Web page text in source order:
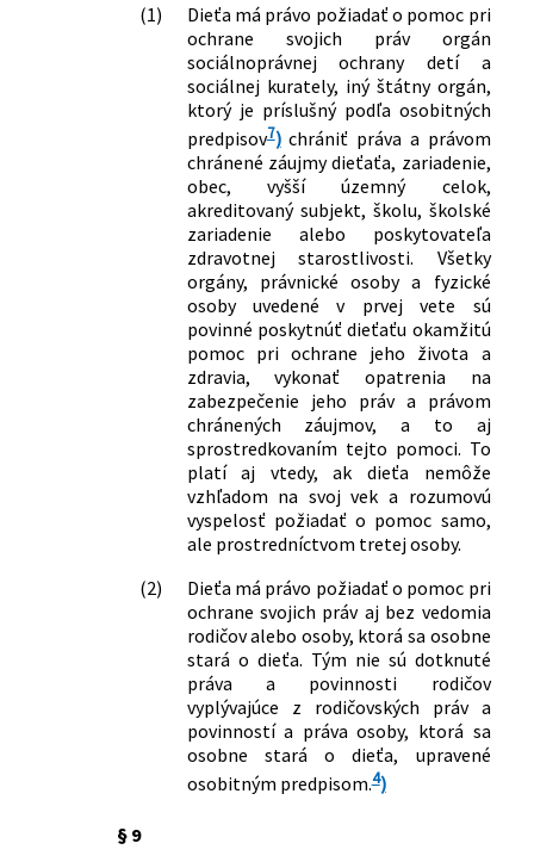
(1)
Dieťa má právo požiadať o pomoc pri
ochrane svojich práv orgán
sociálnoprávnej ochrany detí a
sociálnej kurately, iný štátny orgán,
ktorý je príslušný podľa osobitných
predpisov7)chrániť práva a právom
chránené záujmy dieťaťa, zariadenie,
obec, vyšší územný celok,
akreditovaný subjekt, školu, školské
zariadenie alebo poskytovateľa
zdravotnej starostlivosti. Všetky
orgány, právnické osoby a fyzické
osoby uvedené v prvej vete sú
povinné poskytnúť dieťaťu okamžitú
pomoc pri ochrane jeho života a
zdravia, vykonať opatrenia na
zabezpečenie jeho práv a právom
chránených záujmov, a to aj
sprostredkovaním tejto pomoci. To
platí aj vtedy, ak dieťa nemôže
vzhľadom na svoj vek a rozumovú
vyspelosť požiadať o pomoc samo,
ale prostredníctvom tretej osoby.
(2)
Dieťa má právo požiadať o pomoc pri
ochrane svojich práv aj bez vedomia
rodičov alebo osoby, ktorá sa osobne
stará o dieťa. Tým nie sú dotknuté
práva a povinnosti rodičov
vyplývajúce z rodičovských práv a
povinností a práva osoby, ktorá sa
osobne stará o dieťa, upravené
osobitným predpisom.4)
§ 9